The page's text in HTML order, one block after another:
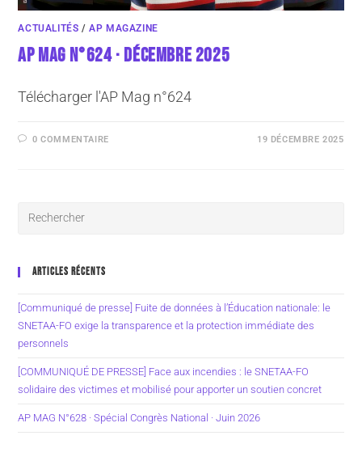
ACTUALITÉS /AP MAGAZINE
AP MAG N°624 · DÉCEMBRE 2025
Télécharger l'AP Mag n°624
0 COMMENTAIRE 19 DÉCEMBRE 2025
ARTICLES RÉCENTS
[Communiqué de presse] Fuite de données à l’Éducation nationale: le
SNETAA-FO exige la transparence et la protection immédiate des
personnels
[COMMUNIQUÉ DE PRESSE] Face aux incendies : le SNETAA-FO
solidaire des victimes et mobilisé pour apporter un soutien concret
AP MAG N°628 · Spécial Congrès National · Juin 2026